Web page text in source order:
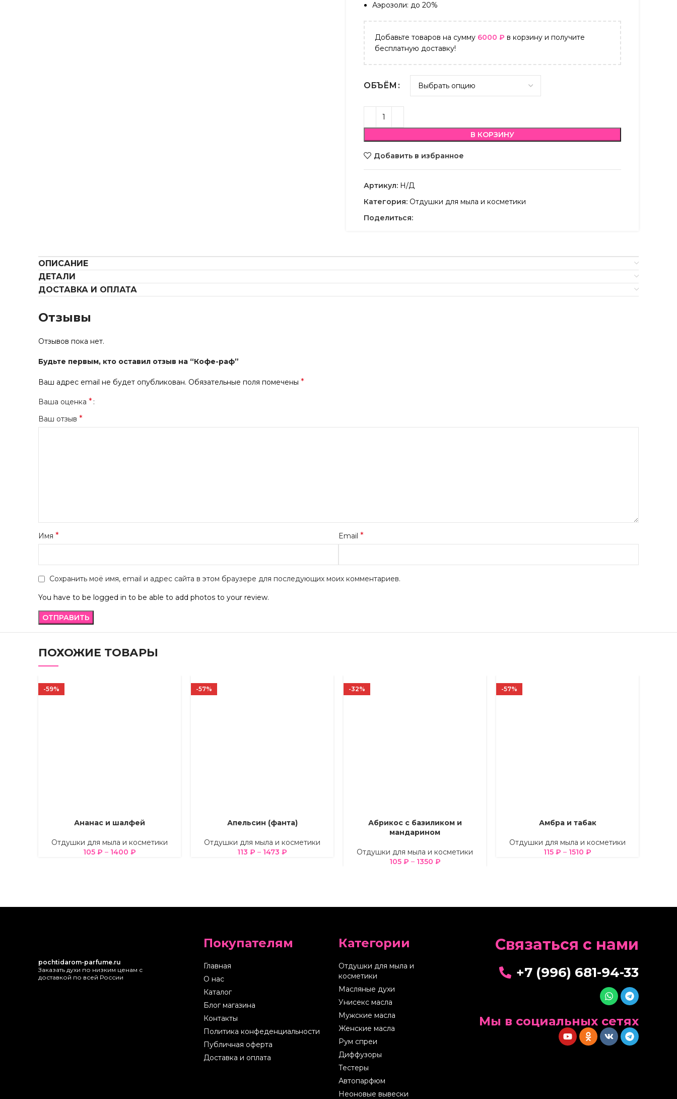
Аэрозоли: до 20%
Добавьте товаров на сумму 6000 ₽ в корзину и получите
бесплатную доставку!
ОБЪЁМ
В КОРЗИНУ
Добавить в избранное
Артикул: Н/Д
Категория: Отдушки для мыла и косметики
Поделиться:
ОПИСАНИЕ
ДЕТАЛИ
ДОСТАВКА И ОПЛАТА
Отзывы
Отзывов пока нет.
Будьте первым, кто оставил отзыв на “Кофе-раф”
Ваш адрес email не будет опубликован. Обязательные поля помечены *
Ваша оценка *
Ваш отзыв *
Имя * Email *
Сохранить моё имя, email и адрес сайта в этом браузере для последующих моих комментариев.
You have to be logged in to be able to add photos to your review.
ПОХОЖИЕ ТОВАРЫ
-59%
ВЫБЕРИТЕ ПАРАМЕТРЫ
Ананас и шалфей
Отдушки для мыла и косметики
105 ₽ – 1400 ₽
-57%
ВЫБЕРИТЕ ПАРАМЕТРЫ
Апельсин (фанта)
Отдушки для мыла и косметики
113 ₽ – 1473 ₽
-32%
ВЫБЕРИТЕ ПАРАМЕТРЫ
Абрикос с базиликом и
мандарином
Отдушки для мыла и косметики
105 ₽ – 1350 ₽
-57%
ВЫБЕРИТЕ ПАРАМЕТРЫ
Амбра и табак
Отдушки для мыла и косметики
115 ₽ – 1510 ₽
pochtidarom-parfume.ru
Заказать духи по низким ценам с
доставкой по всей России
Покупателям
Главная
О нас
Каталог
Блог магазина
Контакты
Политика конфеденциальности
Публичная оферта
Доставка и оплата
Категории
Отдушки для мыла и
косметики
Масляные духи
Унисекс масла
Мужские масла
Женские масла
Рум спреи
Диффузоры
Тестеры
Автопарфюм
Неоновые вывески
Cвязаться с нами
+7 (996) 681-94-33
Мы в социальных сетях